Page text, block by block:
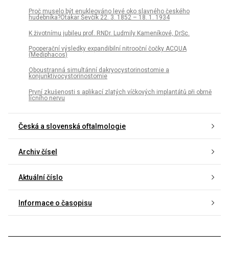
Proč muselo být enukleováno levé oko slavného českého
hudebníka?Otakar Ševčík 22. 3. 1852 – 18. 1. 1934
K životnímu jubileu prof. RNDr. Ludmily Kameníkové, DrSc.
Pooperační výsledky expandibilní nitrooční čočky ACQUA
(Mediphacos)
Oboustranná simultánní dakryocystorinostomie a
konjunktivocystorinostomie
První zkušenosti s aplikací zlatých víčkových implantátů při obrně
lícního nervu
Česká a slovenská oftalmologie
Archiv čísel
Aktuální číslo
Informace o časopisu